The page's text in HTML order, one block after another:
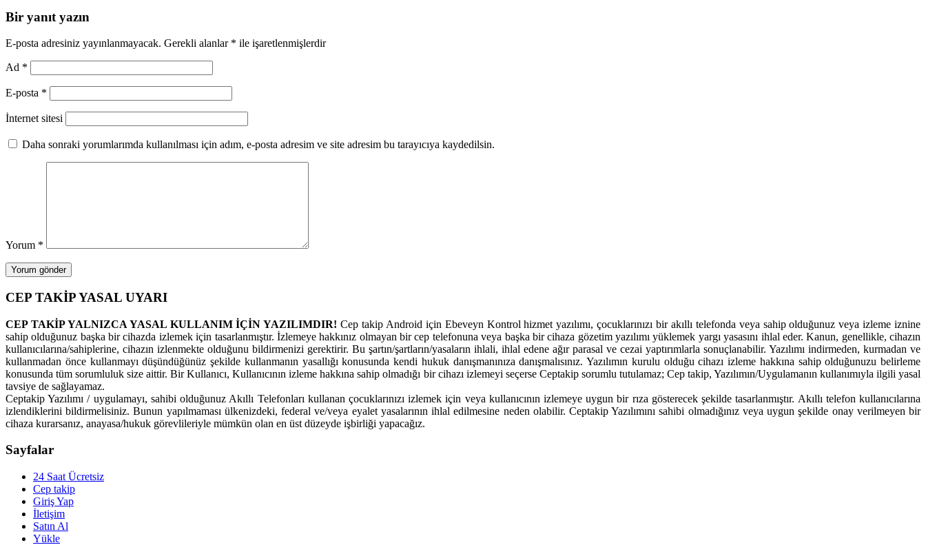
Bir yanıt yazın
E-posta adresiniz yayınlanmayacak. Gerekli alanlar * ile işaretlenmişlerdir
Ad *
E-posta *
İnternet sitesi
Daha sonraki yorumlarımda kullanılması için adım, e-posta adresim ve site adresim bu tarayıcıya kaydedilsin.
Yorum *
CEP TAKİP YASAL UYARI
CEP TAKİP YALNIZCA YASAL KULLANIM İÇİN YAZILIMDIR! Cep takip Android için Ebeveyn Kontrol hizmet yazılımı, çocuklarınızı bir akıllı telefonda veya sahip olduğunuz veya izleme iznine
sahip olduğunuz başka bir cihazda izlemek için tasarlanmıştır. İzlemeye hakkınız olmayan bir cep telefonuna veya başka bir cihaza gözetim yazılımı yüklemek yargı yasasını ihlal eder. Kanun, genellikle, cihazın
kullanıcılarına/sahiplerine, cihazın izlenmekte olduğunu bildirmenizi gerektirir. Bu şartın/şartların/yasaların ihlali, ihlal edene ağır parasal ve cezai yaptırımlarla sonuçlanabilir. Yazılımı indirmeden, kurmadan ve
kullanmadan önce kullanmayı düşündüğünüz şekilde kullanmanın yasallığı konusunda kendi hukuk danışmanınıza danışmalısınız. Yazılımın kurulu olduğu cihazı izleme hakkına sahip olduğunuzu belirleme
konusunda tüm sorumluluk size aittir. Bir Kullanıcı, Kullanıcının izleme hakkına sahip olmadığı bir cihazı izlemeyi seçerse Ceptakip sorumlu tutulamaz; Cep takip, Yazılımın/Uygulamanın kullanımıyla ilgili yasal
tavsiye de sağlayamaz.
Ceptakip Yazılımı / uygulamayı, sahibi olduğunuz Akıllı Telefonları kullanan çocuklarınızı izlemek için veya kullanıcının izlemeye uygun bir rıza gösterecek şekilde tasarlanmıştır. Akıllı telefon kullanıcılarına
izlendiklerini bildirmelisiniz. Bunun yapılmaması ülkenizdeki, federal ve/veya eyalet yasalarının ihlal edilmesine neden olabilir. Ceptakip Yazılımını sahibi olmadığınız veya uygun şekilde onay verilmeyen bir
cihaza kurarsanız, anayasa/hukuk görevlileriyle mümkün olan en üst düzeyde işbirliği yapacağız.
Sayfalar
24 Saat Ücretsiz
Cep takip
Giriş Yap
İletişim
Satın Al
Yükle